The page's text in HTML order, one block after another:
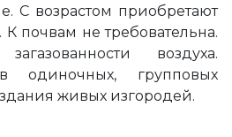
С возрастом приобретают
К почвам не требовательна.
воздуха.
одиночных, групповых
живых изгородей.